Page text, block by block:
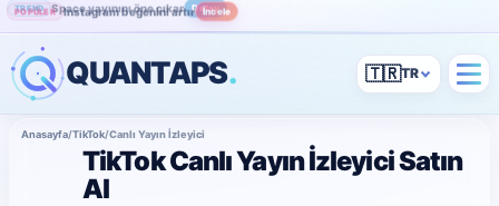
POPÜLER Instagram beğenini artır İncele
QUANTAPS. 🇹🇷
Anasayfa/TikTok/Canlı Yayın İzleyici
TikTok Canlı Yayın İzleyici Satın
Al